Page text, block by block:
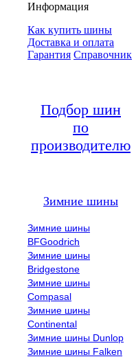
Информация
Как купить шины
Доставка и оплата
Гарантия Справочник
Подбор шин
по
производителю
Зимние шины
Зимние шины
BFGoodrich
Зимние шины
Bridgestone
Зимние шины
Compasal
Зимние шины
Continental
Зимние шины Dunlop
Зимние шины Falken